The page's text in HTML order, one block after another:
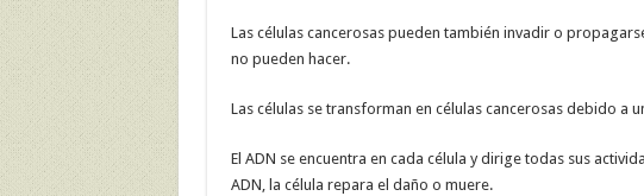
Las células cancerosas pueden también invadir o
no pueden hacer.
Las células se transforman en células cancerosas debido a
El ADN se encuentra en cada célula y dirige todas sus
ADN, la célula repara el daño o muere.